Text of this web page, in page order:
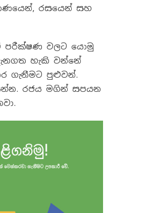
රසයෙන් සහ
පරීක්ෂණ වලට යොමු
හැකි වන්නේ
ගැනීමට පුළුවන්.
රජය මගින් සපයන